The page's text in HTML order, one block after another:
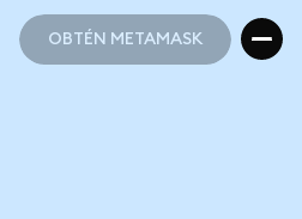
OBTÉN METAMASK